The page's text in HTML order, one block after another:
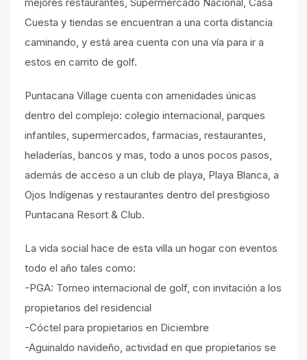
Cuesta y tiendas se encuentran a una corta distancia
caminando, y está area cuenta con una vía para ir a
estos en carrito de golf.
Puntacana Village cuenta con amenidades únicas
dentro del complejo: colegio internacional, parques
infantiles, supermercados, farmacias, restaurantes,
heladerías, bancos y mas, todo a unos pocos pasos,
además de acceso a un club de playa, Playa Blanca, a
Ojos Indígenas y restaurantes dentro del prestigioso
Puntacana Resort & Club.
La vida social hace de esta villa un hogar con eventos
todo el año tales como:
-PGA: Torneo internacional de golf, con invitación a los
propietarios del residencial
-Cóctel para propietarios en Diciembre
-Aguinaldo navideño, actividad en que propietarios se